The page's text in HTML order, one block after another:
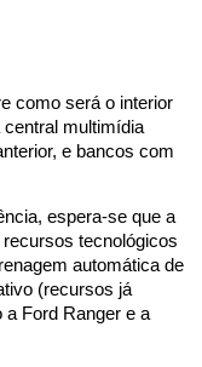
como será o interior
central multimídia
e bancos com
espera-se que a
tecnológicos
automática de
(recursos já
Ford Ranger e a